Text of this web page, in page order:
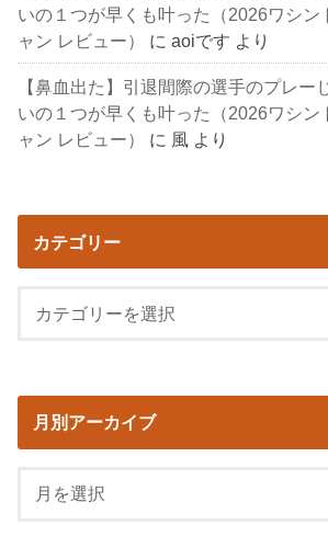
いの１つが早くも叶った（2026ワシン
ャン レビュー）
にaoiです より
【鼻血出た】引退間際の選手のプレー
いの１つが早くも叶った（2026ワシン
ャン レビュー）
に 風 より
カテゴリー
月別アーカイブ